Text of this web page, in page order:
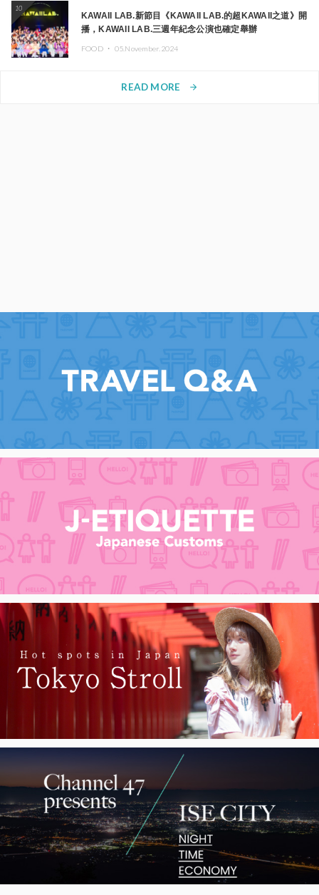
10
KAWAII LAB.新節目《KAWAII LAB.的超KAWAII之道》開
播，KAWAII LAB.三週年紀念公演也確定舉辦
FOOD ・ 05.November.2024
READ MORE arrow_forward